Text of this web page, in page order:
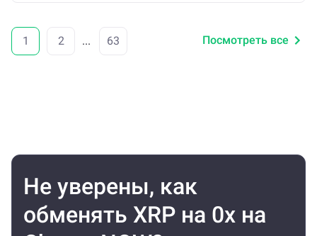
1 2 ... 63 Посмотреть все
Не уверены, как
обменять XRP на 0x на